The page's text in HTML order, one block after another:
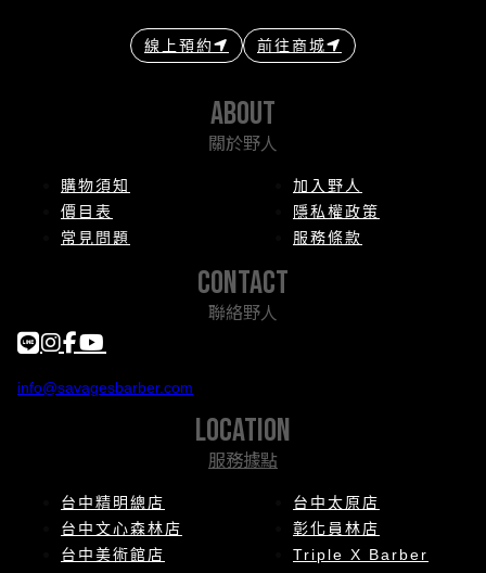
線上預約 前往商城
about
關於野人
購物須知
價目表
常見問題
加入野人
隱私權政策
服務條款
contact
聯絡野人
info@savagesbarber.com
location
服務據點
台中精明總店
台中文心森林店
台中美術館店
台中太原店
彰化員林店
Triple X Barber